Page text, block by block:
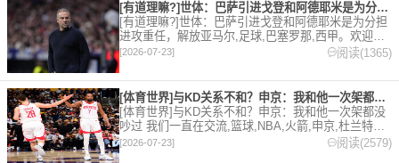
[有道理嘛?]世体：巴萨引进戈登和阿德耶米是为分担进攻重任，
[有道理嘛?]世体：巴萨引进戈登和阿德耶米是为分担
进攻重任，解放亚马尔,足球,巴塞罗那,西甲。欢迎收
藏本站，24小时为你更新最新的足球，篮球体育资
[2026-07-23] 阅读(1365)
[体育世界]与KD关系不和？申京：我和他一次架都没吵过 我们
[体育世界]与KD关系不和？申京：我和他一次架都没
吵过 我们一直在交流,篮球,NBA,火箭,申京,杜兰特。
欢迎收藏本站，24小时为你更新最新的足球，篮球体
育资讯。
[2026-07-23] 阅读(2579)